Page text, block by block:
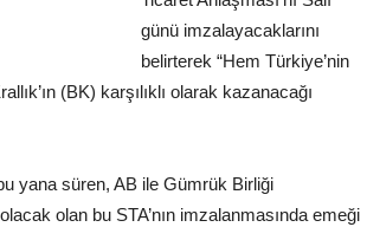
günü imzalayacaklarını
belirterek “Hem Türkiye’nin
(BK) karşılıklı olarak kazanacağı
yana süren, AB ile Gümrük Birliği
olan bu STA’nın imzalanmasında emeği